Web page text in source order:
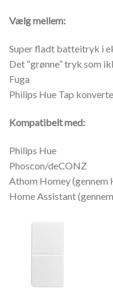
Vælg mellem:
Super fladt batteitryk i
Det “grønne” tryk som
Fuga
Philips Hue Tap
Kompatibelt med:
Philips Hue
Phoscon/deCONZ
Athom Homey (gennem
Home Assistant